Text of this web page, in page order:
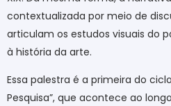
contextualizada por meio de
articulam os estudos visuais do
à história da arte.
Essa palestra é a primeira do
Pesquisa”, que acontece ao